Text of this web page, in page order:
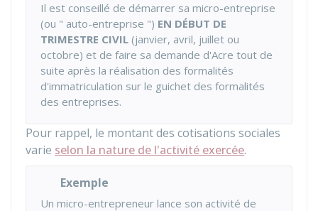
Il est conseillé de démarrer sa micro-entreprise
(ou " auto-entreprise ") EN DÉBUT DE
TRIMESTRE CIVIL (janvier, avril, juillet ou
octobre) et de faire sa demande d'Acre tout de
suite après la réalisation des formalités
d'immatriculation sur le guichet des formalités
des entreprises.
Pour rappel, le montant des cotisations sociales
varie selon la nature de l'activité exercée.
Exemple
Un micro-entrepreneur lance son activité de